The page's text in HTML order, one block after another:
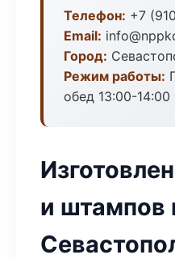
Телефон: +7
Email:
Город:
Режим работы:
обед 13:00-14:00
и штампов